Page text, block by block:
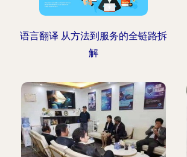
语言翻译 从方法到服务的全链路拆
解